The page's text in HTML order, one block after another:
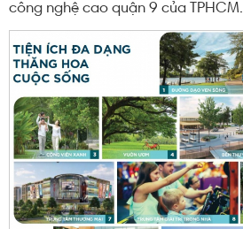
công nghệ cao quận 9 của TPHCM.